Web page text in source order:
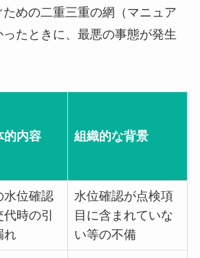
めの二重三重の網（マニュア
たときに、最悪の事態が発生
的内容 組織的な背景
水位確認
時の引
れ
水位確認が点検項
目に含まれていな
い等の不備